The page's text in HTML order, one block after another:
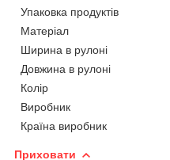
Упаковка продуктів
Матеріал
Ширина в рулоні
Довжина в рулоні
Колір
Виробник
Країна виробник
Приховати